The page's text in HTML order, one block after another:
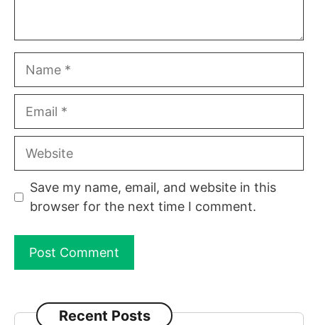
Website
Save my name, email, and website in this
browser for the next time I comment.
Recent Posts